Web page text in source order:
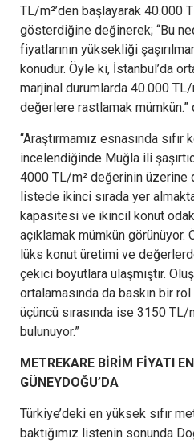
TL/m²’den başlayarak 40.000
gösterdiğine değinerek; “Bu
fiyatlarının yüksekliği
konudur. Öyle ki, İstanbul’da
marjinal durumlarda 40.000
değerlere rastlamak mümkün.”
“Araştırmamız esnasında
incelendiğinde Muğla ili
4000 TL/m² değerinin üzerine
listede ikinci sırada yer
kapasitesi ve ikincil konut
açıklamak mümkün görünüyor.
lüks konut üretimi ve
çekici boyutlara ulaşmıştır.
ortalamasında da baskın bir
üçüncü sırasında ise 3150
bulunuyor.”
METREKARE BİRİM FİYATI
GÜNEYDOĞU’DA
Türkiye’deki en yüksek sıfır
baktığımız listenin sonunda